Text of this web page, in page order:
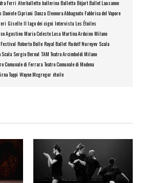
Ferri Aterballetto ballerina Balletto Béjart Ballet Lausanne
Daniele Cipriani Danza Eleonora Abbagnato Fabbrica del Vapore
Giselle Il lago dei cigni Intervista Les Étoiles
Agostino Maria Celeste Losa Martina Arduino Milano
Festival Roberto Bolle Royal Ballet Rudolf Nureyev Scala
Scala Sergio Bernal TAM Teatro Arcimboldi Milano
Comunale di Ferrara Teatro Comunale di Modena
Toppi Wayne Mcgregor étoile